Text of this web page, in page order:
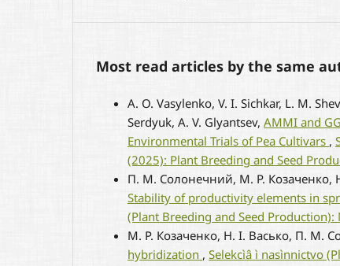
Most read articles by the same
A. O. Vasylenko, V. I. Sichkar, L. M.
Serdyuk, A. V. Glyantsev, AMMI and
Environmental Trials of Pea Cultivars ,
(2025): Plant Breeding and Seed
П. М. Солонечний, М. Р. Козаченко,
Stability of productivity elements in
(Plant Breeding and Seed
М. Р. Козаченко, Н. І. Васько, П. М.
hybridization , Selekcìâ ì nasìnnictvo